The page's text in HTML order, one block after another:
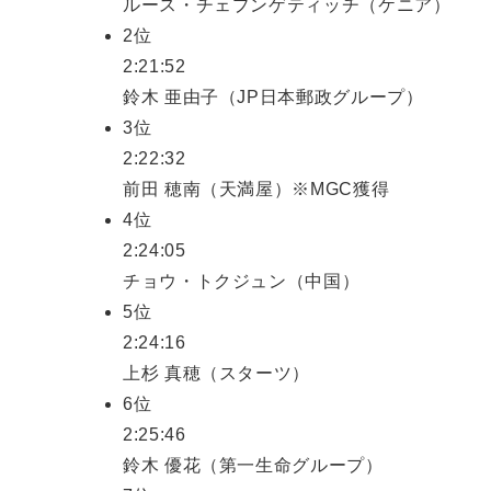
ルース・チェプンゲティッチ（ケニア）
2位
2:21:52
鈴木 亜由子（JP日本郵政グループ）
3位
2:22:32
前田 穂南（天満屋）※MGC獲得
4位
2:24:05
チョウ・トクジュン（中国）
5位
2:24:16
上杉 真穂（スターツ）
6位
2:25:46
鈴木 優花（第一生命グループ）